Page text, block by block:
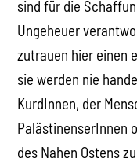
sind für die
Ungeheuer
zutrauen hier einen
sie werden nie
KurdInnen, der
PalästinenserInnen
des Nahen Ostens